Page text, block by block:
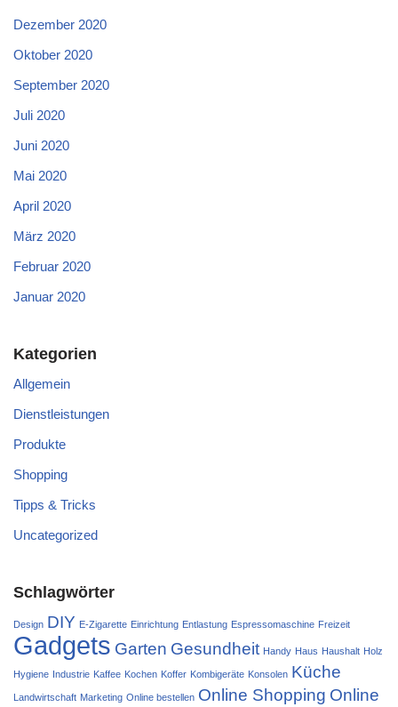
Dezember 2020
Oktober 2020
September 2020
Juli 2020
Juni 2020
Mai 2020
April 2020
März 2020
Februar 2020
Januar 2020
Kategorien
Allgemein
Dienstleistungen
Produkte
Shopping
Tipps & Tricks
Uncategorized
Schlagwörter
Design DIY E-Zigarette Einrichtung Entlastung Espressomaschine Freizeit
Gadgets Garten Gesundheit Handy Haus Haushalt Holz
Hygiene Industrie Kaffee Kochen Koffer Kombigeräte Konsolen Küche
Landwirtschaft Marketing Online bestellen Online Shopping Online